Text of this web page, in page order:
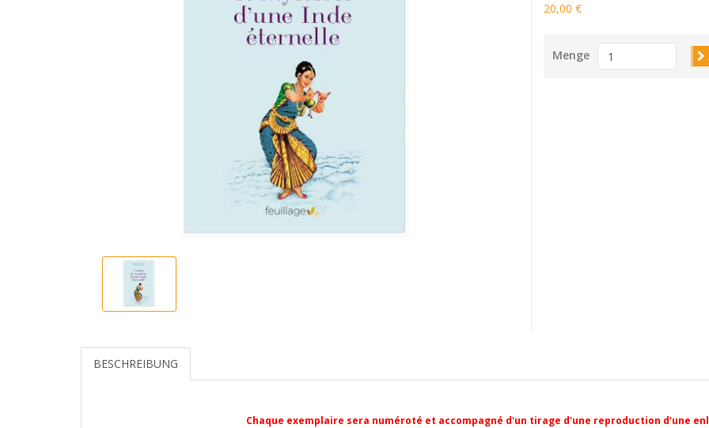
20,00 €
Menge
BESCHREIBUNG
Chaque exemplaire sera numéroté et accompagné d'un tirage d'une reproduction d'une